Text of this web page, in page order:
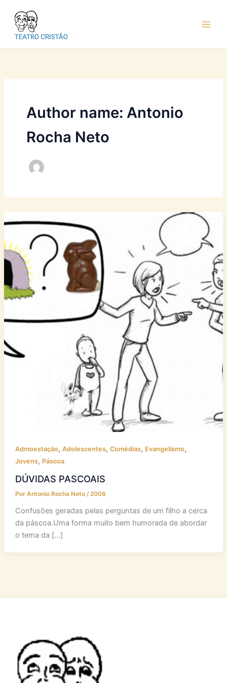
conteúdo
Author name: Antonio
Rocha Neto
Admoestação, Adolescentes, Comédias, Evangelismo,
Jovens, Páscoa
DÚVIDAS PASCOAIS
Por Antonio Rocha Neto /2008
Confusões geradas pelas perguntas de um filho a cerca
da páscoa.Uma forma muito bem humorada de abordar
o tema da […]